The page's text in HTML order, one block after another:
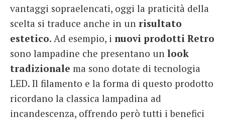
vantaggi sopraelencati, oggi la praticità della
scelta si traduce anche in un risultato
estetico. Ad esempio, i nuovi prodotti Retro
sono lampadine che presentano un look
tradizionale ma sono dotate di tecnologia
LED. Il filamento e la forma di questo prodotto
ricordano la classica lampadina ad
incandescenza, offrendo però tutti i benefici